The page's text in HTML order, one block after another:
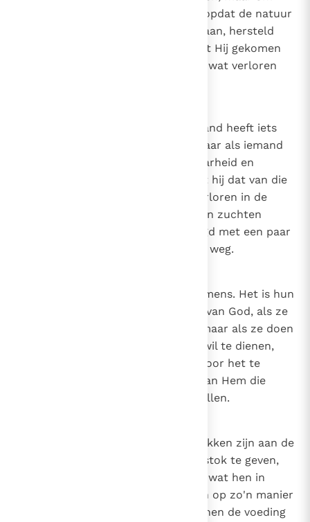
, en opdat de natuur
die door Adam verloren was gegaan, hersteld
zou worden door Hem die zei dat Hij gekomen
was "om te zoeken en te redden wat verloren
Wat goed is voor de mens. Niemand heeft iets
anders dan leugens en zonde. Maar als iemand
ook maar het kleinste beetje waarheid en
rechtvaardigheid bezit, dan heeft hij dat van die
goddelijke bron waarnaar we, verloren in de
woestijn van deze wereld, moeten zuchten
zodat we, als het ware bevochtigd met een paar
druppels, niet wankelen op onze weg.
De wil van God en de wil van de mens. Het is hun
wil die de mensen doen, niet die van God, als ze
doen wat God onwelgevallig is; maar als ze doen
wat ze willen, om de goddelijke wil te dienen,
zelfs als ze doen wat ze willen door het te
wensen, is het niettemin de wil van Hem die
voorbereidt en beveelt wat ze willen.
De takken van de wijnstok. De takken zijn aan de
wijnstok zonder iets aan de wijnstok te geven,
maar ontvangen van de wijnstok wat hen in
stand houdt: want de takken zijn op zo'n manier
aan de wijnstok dat de wijnstok hen de voeding